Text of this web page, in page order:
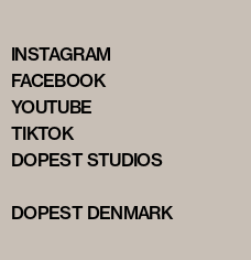
INSTAGRAM
FACEBOOK
YOUTUBE
TIKTOK
DOPEST STUDIOS
DOPEST DENMARK